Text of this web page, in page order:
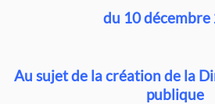
du 10 décembre
Au sujet de la création de la
publique